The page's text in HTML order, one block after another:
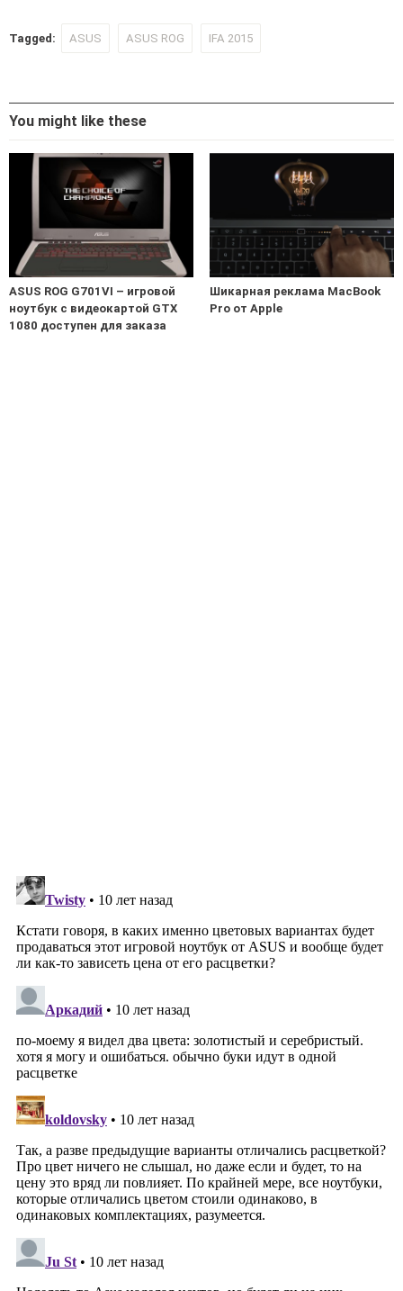
Tagged: ASUS ASUS ROG IFA 2015
You might like these
ASUS ROG G701VI – игровой
ноутбук с видеокартой GTX
1080 доступен для заказа
Шикарная реклама MacBook
Pro от Apple